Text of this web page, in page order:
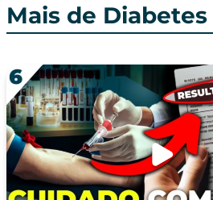
Mais de Diabetes